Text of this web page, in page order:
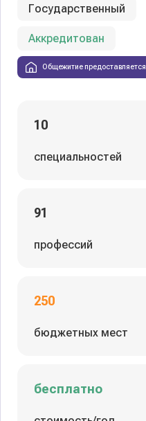
Государственный
Аккредитован
Общежитие предоставляется
10
специальностей
91
профессий
250
бюджетных мест
бесплатно